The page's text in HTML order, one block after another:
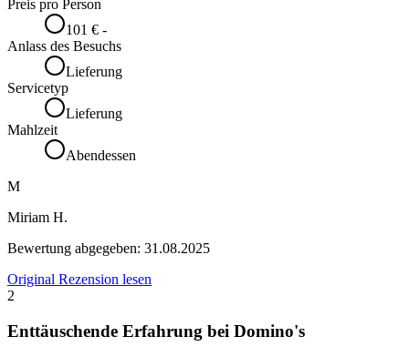
Preis pro Person
101 € -
Anlass des Besuchs
Lieferung
Servicetyp
Lieferung
Mahlzeit
Abendessen
M
Miriam H.
Bewertung abgegeben: 31.08.2025
Original Rezension lesen
2
Enttäuschende Erfahrung bei Domino's